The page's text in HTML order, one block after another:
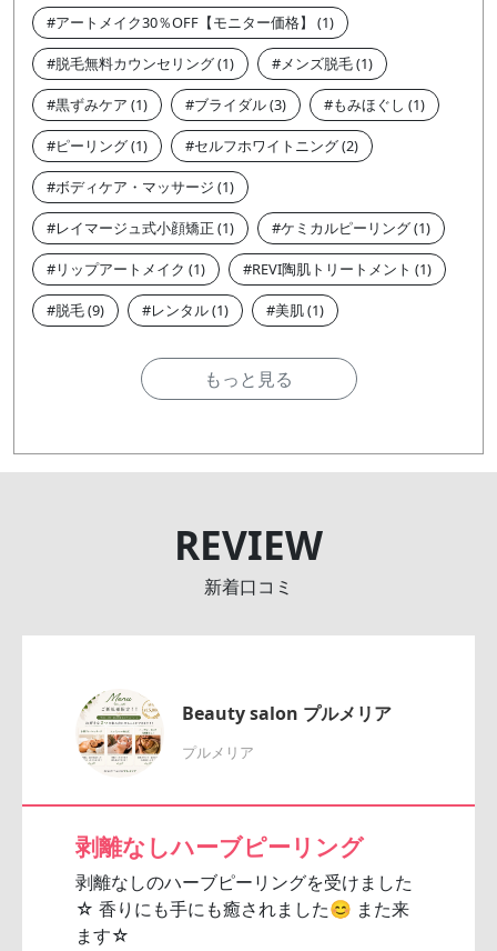
アートメイク30％OFF【モニター価格】
脱毛無料カウンセリング メンズ脱毛
黒ずみケア ブライダル もみほぐし
ピーリング セルフホワイトニング
ボディケア・マッサージ
レイマージュ式小顔矯正 ケミカルピーリング
リップアートメイク REVI陶肌トリートメント
脱毛 レンタル 美肌
もっと見る
REVIEW
新着口コミ
Beauty salon プルメリア
プルメリア
剥離なしハーブピーリング
剥離なしのハーブピーリングを受けました
☆ 香りにも手にも癒されました😊 また来
ます☆